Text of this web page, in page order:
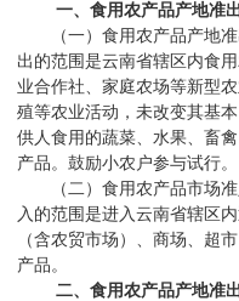
一、食用农产品产地准
（一）食用农产品产地准
出的范围是云南省辖区内食
业合作社、家庭农场等新型
殖等农业活动，未改变其基
供人食用的蔬菜、水果、畜
产品。鼓励小农户参与试行。
（二）食用农产品市场准
入的范围是进入云南省辖区
（含农贸市场）、商场、超
产品。
二、食用农产品产地准